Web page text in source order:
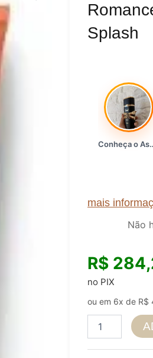
Splash
Conheça
mais
Não
R$
no PIX
ou em 6x de R$
Secret